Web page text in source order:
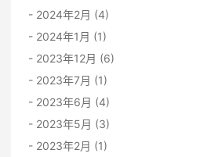
2024年2月 (4)
2024年1月 (1)
2023年12月 (6)
2023年7月 (1)
2023年6月 (4)
2023年5月 (3)
2023年2月 (1)